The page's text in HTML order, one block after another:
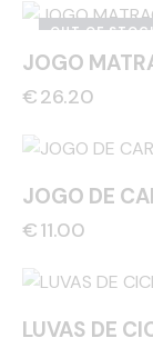
OUT OF
JOGO
€26.20
JOGO DE
€11.00
LUVAS DE